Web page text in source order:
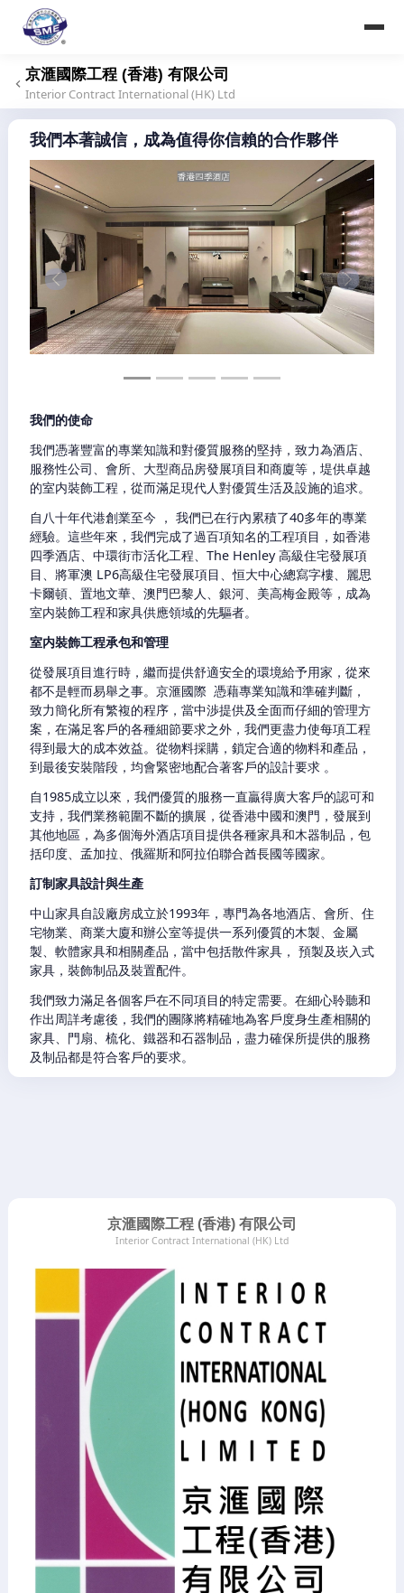
香港大中華中小企業商會
Hong Kong Greater China SME Alliance Association
京滙國際工程 (香港) 有限公司
Interior Contract International (HK) Ltd
我們本著誠信，成為值得你信賴的合作夥伴
Previous Next
我們的使命
我們憑著豐富的專業知識和對優質服務的堅持，致力為酒店、
服務性公司、會所、大型商品房發展項目和商廈等，堤供卓越
的室内裝飾工程，從而滿足現代人對優質生活及設施的追求。
自八十年代港創業至今 ， 我們已在行內累積了40多年的專業
經驗。這些年來，我們完成了過百項知名的工程項目，如香港
四季酒店、中環街市活化工程、The Henley 高級住宅發展項
目、將軍澳 LP6高級住宅發展項目、恒大中心總寫字樓、麗思
卡爾頓、置地文華、澳門巴黎人、銀河、美高梅金殿等，成為
室内裝飾工程和家具供應領域的先驅者。
室内裝飾工程承包和管理
從發展項目進行時，繼而提供舒適安全的環境給予用家，從來
都不是輕而易舉之事。京滙國際 憑藉專業知識和準確判斷，
致力簡化所有繁複的程序，當中渉提供及全面而仔細的管理方
案，在滿足客戶的各種細節要求之外，我們更盡力使每項工程
得到最大的成本效益。從物料採購，鎖定合適的物料和產品，
到最後安裝階段，均會緊密地配合著客戶的設計要求 。
自1985成立以來，我們優質的服務一直贏得廣大客戶的認可和
支持，我們業務範圍不斷的擴展，從香港中國和澳門，發展到
其他地區，為多個海外酒店項目提供各種家具和木器制品，包
括印度、孟加拉、俄羅斯和阿拉伯聯合酋長國等國家。
訂制家具設計與生產
中山家具自設廠房成立於1993年，專門為各地酒店、會所、住
宅物業、商業大廈和辦公室等提供一系列優質的木製、金屬
製、軟體家具和相關產品，當中包括散件家具， 預製及崁入式
家具，裝飾制品及裝置配件。
我們致力滿足各個客戶在不同項目的特定需要。在細心聆聽和
作出周詳考慮後，我們的團隊將精確地為客戶度身生產相關的
家具、門扇、梳化、鐵器和石器制品，盡力確保所提供的服務
及制品都是符合客戶的要求。
京滙國際工程 (香港) 有限公司
Interior Contract International (HK) Ltd